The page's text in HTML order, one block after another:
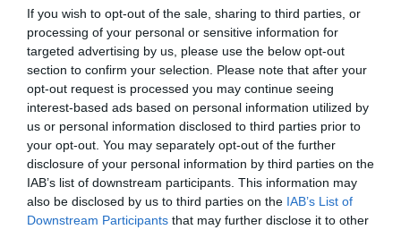
If you wish to opt-out of the sale, sharing to third parties, or
processing of your personal or sensitive information for
targeted advertising by us, please use the below opt-out
section to confirm your selection. Please note that after your
opt-out request is processed you may continue seeing
interest-based ads based on personal information utilized by
us or personal information disclosed to third parties prior to
your opt-out. You may separately opt-out of the further
disclosure of your personal information by third parties on the
IAB’s list of downstream participants. This information may
also be disclosed by us to third parties on the IAB’s List of
Downstream Participants that may further disclose it to other
A Több mint TestŐr műsorvezetője a Borsnak is
nyilatkozott:
– Ha akarnék, sem tudnék rosszat mondani Noémiről, de
nyilván nem is akarok. Nekünk ennyi év volt megírva.
Átalakultunk, lejárt az időnk. Valóban nem házasodtunk
össze, nem lett gyerekünk, de ha két ember úgy dönt,
hogy nem megy tovább, annak millió oka van. Úgy
gondolom, az egész kapcsolatunkat, úgy a szakításunkat
is intelligensen kezeljük. Nálunk sosem voltak
tányértörések, balhék, és most sem lesz sárdobálás. És
mindenkit ki kell ábrándítanom, aki a szakításunk